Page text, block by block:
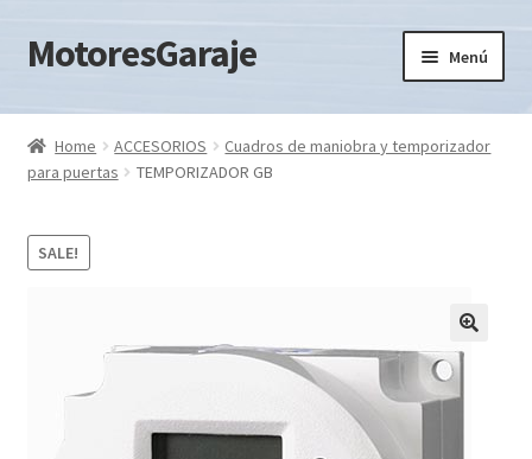
Ir
a
navegación
Ir
al
MotoresGaraje Menú
KIT MOTORES
el
MOTORES PARA PUERTAS
ACCESORIOS
hijo
Home ACCESORIOS
Cuadros de maniobra y temporizador
para puertas
TEMPORIZADOR GB
SALE!